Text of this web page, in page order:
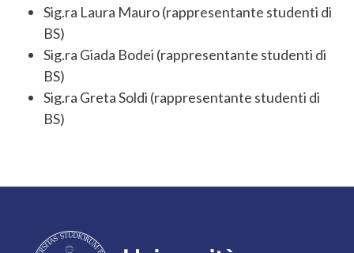
Sig.ra Laura Mauro (rappresentante studenti di
BS)
Sig.ra Giada Bodei (rappresentante studenti di
BS)
Sig.ra Greta Soldi (rappresentante studenti di
BS)